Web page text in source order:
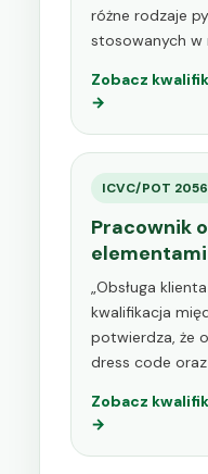
różne rodzaje
stosowanych w
Zobacz
→
ICVC/POT
Pracownik
„Obsługa
kwalifikacja
potwierdza, że
dress code
Zobacz
→